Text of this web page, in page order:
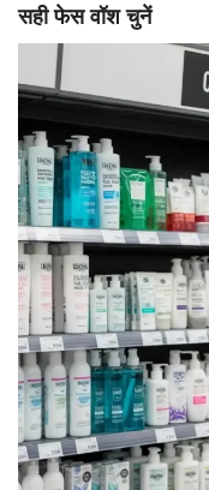
सही फेस वॉश चुनें